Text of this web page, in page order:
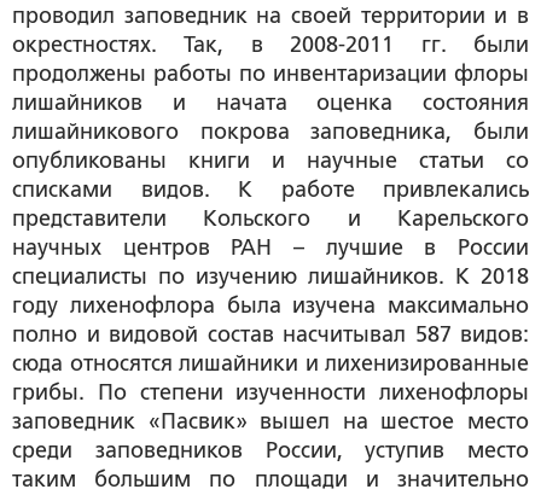
проводил заповедник на своей территории и в
окрестностях. Так, в 2008-2011 гг. были
продолжены работы по инвентаризации флоры
лишайников и начата оценка состояния
лишайникового покрова заповедника, были
опубликованы книги и научные статьи со
списками видов. К работе привлекались
представители Кольского и Карельского
научных центров РАН – лучшие в России
специалисты по изучению лишайников. К 2018
году лихенофлора была изучена максимально
полно и видовой состав насчитывал 587 видов:
сюда относятся лишайники и лихенизированные
грибы. По степени изученности лихенофлоры
заповедник «Пасвик» вышел на шестое место
среди заповедников России, уступив место
таким большим по площади и значительно